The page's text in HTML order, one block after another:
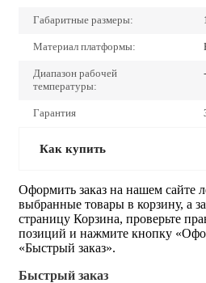
Габаритные размеры:
Материал платформы:
Диапазон рабочей
температуры:
Гарантия
Как купить
Оформить заказ на нашем сайте
выбранные товары в корзину, а
страницу Корзина, проверьте
позиций и нажмите кнопку
«Быстрый заказ».
Быстрый заказ